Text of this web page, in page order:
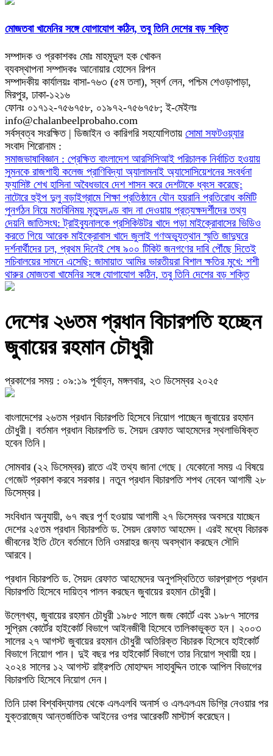
মোজতবা খামেনির সঙ্গে যোগাযোগ কঠিন, তবু তিনি দেশের বড় শক্তি
সম্পাদক ও প্রকাশকঃ মোঃ মাহমুদুল হক খোকন
ব্যবস্থাপনা সম্পাদকঃ আনোয়ার হোসেন রিপন
সম্পাদকীয় কার্যালয়ঃ বাসা-৭৬৩ (৫ম তলা), স্বর্গ লেন, পশ্চিম শেওড়াপাড়া,
মিরপুর, ঢাকা-১২১৬
ফোনঃ ০১৭১২-৭৫৬৭৫৮, ০১৯৭২-৭৫৬৭৫৮; ই-মেইলঃ
info@chalanbeelprobaho.com
সর্বস্বত্ব সংরক্ষিত | ডিজাইন ও কারিগরি সহযোগিতায় সোমা সফটওয়্যার
সংবাদ শিরোনাম :
সমাজভাষাবিজ্ঞান : প্রেক্ষিত বাংলাদেশ আরসিসিআই পরিচালক নির্বাচিত হওয়ায়
সুমনকে রাজশাহী কলেজ প্রাণিবিদ্যা অ্যালামনাই অ্যাসোসিয়েশনের সংবর্ধনা
ফ্যাসিষ্ট শেখ হাসিনা অবৈধভাবে দেশ শাসন করে দেশটাকে ধ্বংস করেছে:
নাটোরে হুইপ দুলু বড়াইগ্রামে শিক্ষা প্রতিষ্ঠানে যৌন হয়রানি প্রতিরোধ কমিটি
পুনর্গঠন নিয়ে মতবিনিময় মৃত্যুদণ্ড বাদ না দেওয়ায় প্রত্যক্ষদর্শীদের তথ্য
দেয়নি জাতিসংঘ: ট্রাইব্যুনালকে প্রসিকিউটর খাদে পড়া মাইক্রোবাসের ভিডিও
করতে গিয়ে আরেক মাইক্রোবাস খাদে জুলাই গণঅভ্যুত্থান স্মৃতি জাদুঘরে
দর্শনার্থীদের ঢল, প্রথম দিনেই শেষ ৯০০ টিকিট জনগণের দাবি পৌঁছে দিতেই
সচিবালয়ের সামনে এসেছি: জামায়াত আমির ভারতীয়রা বিশাল ক্ষতির মুখে: শশী
থারুর মোজতবা খামেনির সঙ্গে যোগাযোগ কঠিন, তবু তিনি দেশের বড় শক্তি
দেশের ২৬তম প্রধান বিচারপতি হচ্ছেন
জুবায়ের রহমান চৌধুরী
প্রকাশের সময় : ০৯:১৯ পূর্বাহ্ন, মঙ্গলবার, ২৩ ডিসেম্বর ২০২৫
বাংলাদেশের ২৬তম প্রধান বিচারপতি হিসেবে নিয়োগ পাচ্ছেন জুবায়ের রহমান
চৌধুরী। বর্তমান প্রধান বিচারপতি ড. সৈয়দ রেফাত আহমেদের স্থলাভিষিক্ত
হবেন তিনি।
সোমবার (২২ ডিসেম্বর) রাতে এই তথ্য জানা গেছে। যেকোনো সময় এ বিষয়ে
গেজেট প্রকাশ করবে সরকার। নতুন প্রধান বিচারপতি শপথ নেবেন আগামী ২৮
ডিসেম্বর।
সংবিধান অনুযায়ী, ৬৭ বছর পূর্ণ হওয়ায় আগামী ২৭ ডিসেম্বর অবসরে যাচ্ছেন
দেশের ২৫তম প্রধান বিচারপতি ড. সৈয়দ রেফাত আহমেদ। এরই মধ্যে বিচারক
জীবনের ইতি টেনে বর্তমানে তিনি ওমরাহর জন্য অবস্থান করছেন সৌদি
আরবে।
প্রধান বিচারপতি ড. সৈয়দ রেফাত আহমেদের অনুপস্থিতিতে ভারপ্রাপ্ত প্রধান
বিচারপতি হিসেবে দায়িত্ব পালন করছেন জুবায়ের রহমান চৌধুরী।
উল্লেখ্য, জুবায়ের রহমান চৌধুরী ১৯৮৫ সালে জজ কোর্টে এবং ১৯৮৭ সালের
সুপ্রিম কোর্টের হাইকোর্ট বিভাগে আইনজীবী হিসেবে তালিকাভুক্ত হন। ২০০৩
সালের ২৭ আগস্ট জুবায়ের রহমান চৌধুরী অতিরিক্ত বিচারক হিসেবে হাইকোর্ট
বিভাগে নিয়োগ পান। দুই বছর পর হাইকোর্ট বিভাগে তার নিয়োগ স্থায়ী হয়।
২০২৪ সালের ১২ আগস্ট রাষ্ট্রপতি মোহাম্মদ সাহাবুদ্দিন তাকে আপিল বিভাগের
বিচারপতি হিসেবে নিয়োগ দেন।
তিনি ঢাকা বিশ্ববিদ্যালয় থেকে এলএলবি অনার্স ও এলএলএম ডিগ্রি নেওয়ার পর
যুক্তরাজ্যে আন্তর্জাতিক আইনের ওপর আরেকটি মাস্টার্স করেছেন।